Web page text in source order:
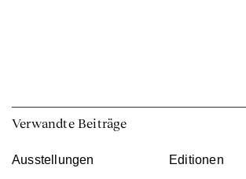
Verwandte Beiträge
Ausstellungen Editionen